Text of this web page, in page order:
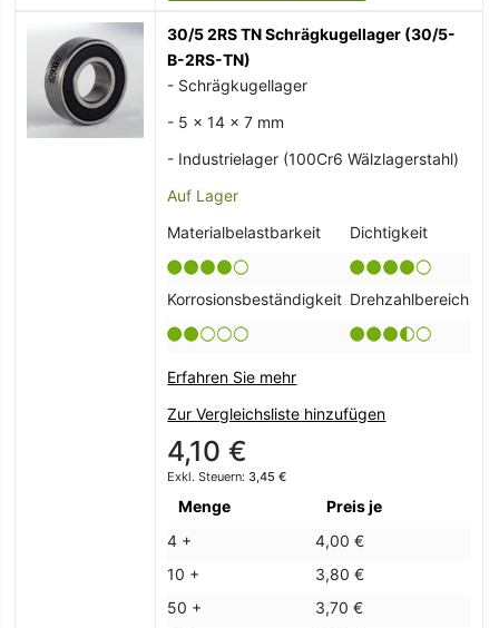
30/5 2RS TN Schrägkugellager (30/5-
B-2RS-TN)
- Schrägkugellager
- 5 x 14 x 7 mm
- Industrielager (100Cr6 Wälzlagerstahl)
Auf Lager
Materialbelastbarkeit
Dichtigkeit
Korrosionsbeständigkeit Drehzahlbereich
Erfahren Sie mehr
Zur Vergleichsliste hinzufügen
4,10 €
3,45 €
Menge
Preis je
4 +
4,00 €
10 +
3,80 €
50 +
3,70 €